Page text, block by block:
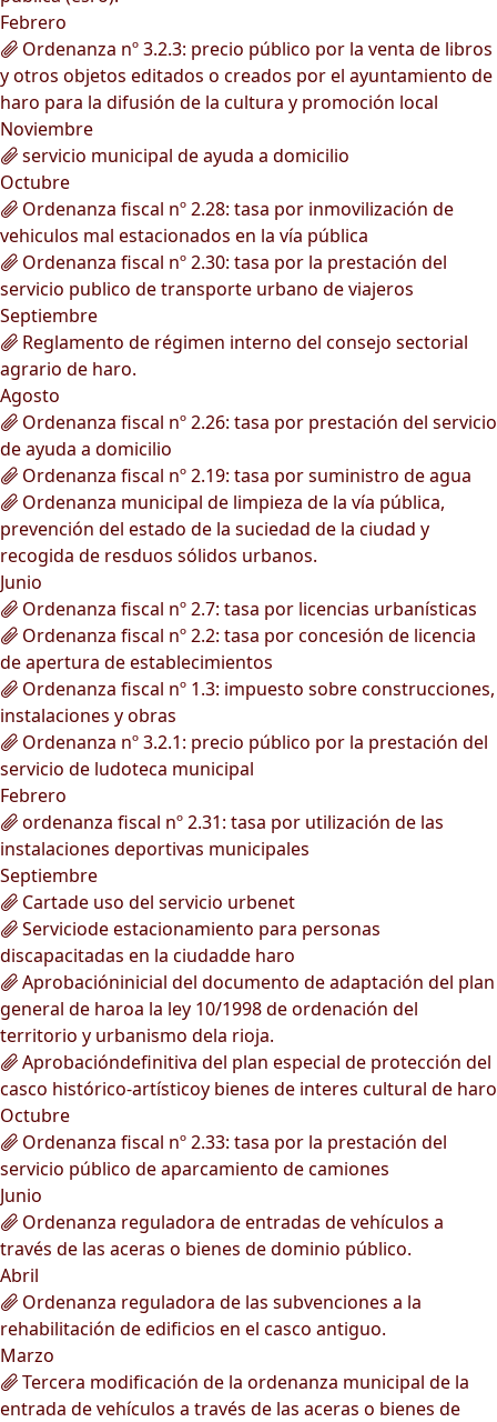
Febrero
Ordenanza nº 3.2.3: precio público por la venta de libros
y otros objetos editados o creados por el ayuntamiento de
haro para la difusión de la cultura y promoción local
Noviembre
servicio municipal de ayuda a domicilio
Octubre
Ordenanza fiscal nº 2.28: tasa por inmovilización de
vehiculos mal estacionados en la vía pública
Ordenanza fiscal nº 2.30: tasa por la prestación del
servicio publico de transporte urbano de viajeros
Septiembre
Reglamento de régimen interno del consejo sectorial
agrario de haro.
Agosto
Ordenanza fiscal nº 2.26: tasa por prestación del servicio
de ayuda a domicilio
Ordenanza fiscal nº 2.19: tasa por suministro de agua
Ordenanza municipal de limpieza de la vía pública,
prevención del estado de la suciedad de la ciudad y
recogida de resduos sólidos urbanos.
Junio
Ordenanza fiscal nº 2.7: tasa por licencias urbanísticas
Ordenanza fiscal nº 2.2: tasa por concesión de licencia
de apertura de establecimientos
Ordenanza fiscal nº 1.3: impuesto sobre construcciones,
instalaciones y obras
Ordenanza nº 3.2.1: precio público por la prestación del
servicio de ludoteca municipal
Febrero
ordenanza fiscal nº 2.31: tasa por utilización de las
instalaciones deportivas municipales
Septiembre
Cartade uso del servicio urbenet
Serviciode estacionamiento para personas
discapacitadas en la ciudadde haro
Aprobacióninicial del documento de adaptación del plan
general de haroa la ley 10/1998 de ordenación del
territorio y urbanismo dela rioja.
Aprobacióndefinitiva del plan especial de protección del
casco histórico-artísticoy bienes de interes cultural de haro
Octubre
Ordenanza fiscal nº 2.33: tasa por la prestación del
servicio público de aparcamiento de camiones
Junio
Ordenanza reguladora de entradas de vehículos a
través de las aceras o bienes de dominio público.
Abril
Ordenanza reguladora de las subvenciones a la
rehabilitación de edificios en el casco antiguo.
Marzo
Tercera modificación de la ordenanza municipal de la
entrada de vehículos a través de las aceras o bienes de